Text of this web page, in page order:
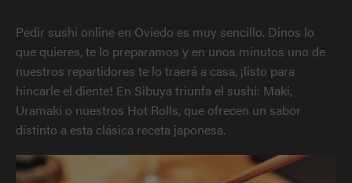
Pedir sushi online en Oviedo es muy sencillo. Dinos lo
que quieres, te lo preparamos y en unos minutos uno de
nuestros repartidores te lo traerá a casa, ¡listo para
hincarle el diente! En Sibuya triunfa el sushi: Maki,
Uramaki o nuestros Hot Rolls, que ofrecen un sabor
distinto a esta clásica receta japonesa.